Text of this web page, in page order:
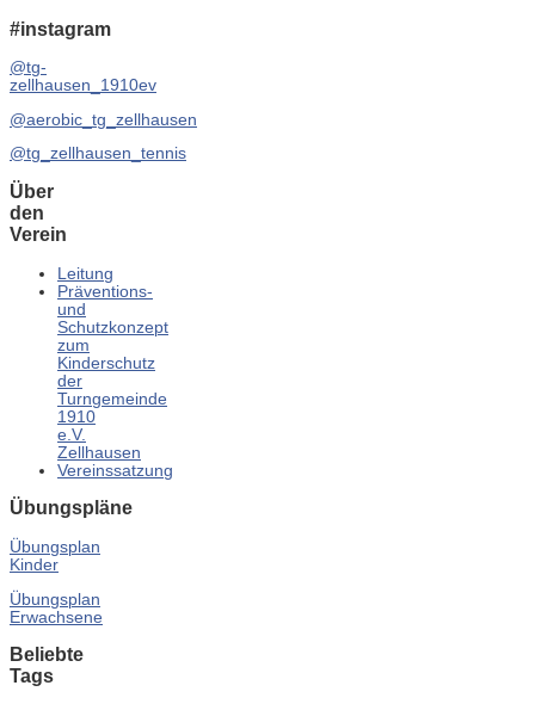
#instagram
@tg-
zellhausen_1910ev
@aerobic_tg_zellhausen
@tg_zellhausen_tennis
Über
den
Verein
Leitung
Präventions-
und
Schutzkonzept
zum
Kinderschutz
der
Turngemeinde
1910
e.V.
Zellhausen
Vereinssatzung
Übungspläne
Übungsplan
Kinder
Übungsplan
Erwachsene
Beliebte
Tags